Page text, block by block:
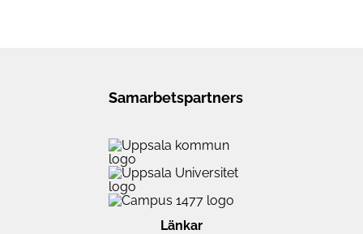
Samarbetspartners
Länkar